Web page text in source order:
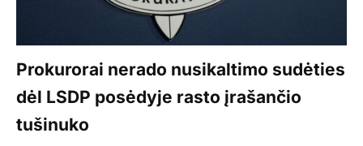
Prokurorai nerado nusikaltimo sudėties
dėl LSDP posėdyje rasto įrašančio
tušinuko